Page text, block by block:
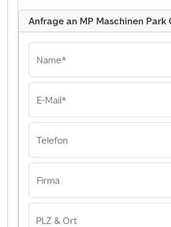
Anfrage an MP Maschinen Park
Name*
E-Mail*
Telefon
Firma
PLZ & Ort